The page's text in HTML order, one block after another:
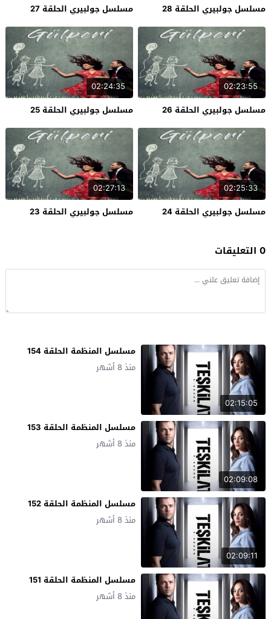
مسلسل جولبيري الحلقة 28
مسلسل جولبيري الحلقة 27
02:23:55
مسلسل جولبيري الحلقة 26
02:24:35
مسلسل جولبيري الحلقة 25
02:25:33
مسلسل جولبيري الحلقة 24
02:27:13
مسلسل جولبيري الحلقة 23
0 التعليقات
02:15:05
مسلسل المنظمة الحلقة 154
منذ 8 أشهر
02:09:08
مسلسل المنظمة الحلقة 153
منذ 8 أشهر
02:09:11
مسلسل المنظمة الحلقة 152
منذ 8 أشهر
مسلسل المنظمة الحلقة 151
منذ 8 أشهر